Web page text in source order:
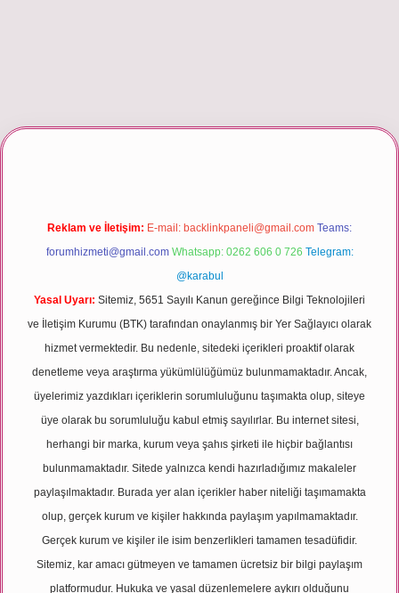
Reklam ve İletişim: E-mail: backlinkpaneli@gmail.com Teams:
forumhizmeti@gmail.com Whatsapp: 0262 606 0 726 Telegram:
@karabul
Yasal Uyarı: Sitemiz, 5651 Sayılı Kanun gereğince Bilgi Teknolojileri
ve İletişim Kurumu (BTK) tarafından onaylanmış bir Yer Sağlayıcı olarak
hizmet vermektedir. Bu nedenle, sitedeki içerikleri proaktif olarak
denetleme veya araştırma yükümlülüğümüz bulunmamaktadır. Ancak,
üyelerimiz yazdıkları içeriklerin sorumluluğunu taşımakta olup, siteye
üye olarak bu sorumluluğu kabul etmiş sayılırlar. Bu internet sitesi,
herhangi bir marka, kurum veya şahıs şirketi ile hiçbir bağlantısı
bulunmamaktadır. Sitede yalnızca kendi hazırladığımız makaleler
paylaşılmaktadır. Burada yer alan içerikler haber niteliği taşımamakta
olup, gerçek kurum ve kişiler hakkında paylaşım yapılmamaktadır.
Gerçek kurum ve kişiler ile isim benzerlikleri tamamen tesadüfidir.
Sitemiz, kar amacı gütmeyen ve tamamen ücretsiz bir bilgi paylaşım
platformudur. Hukuka ve yasal düzenlemelere aykırı olduğunu